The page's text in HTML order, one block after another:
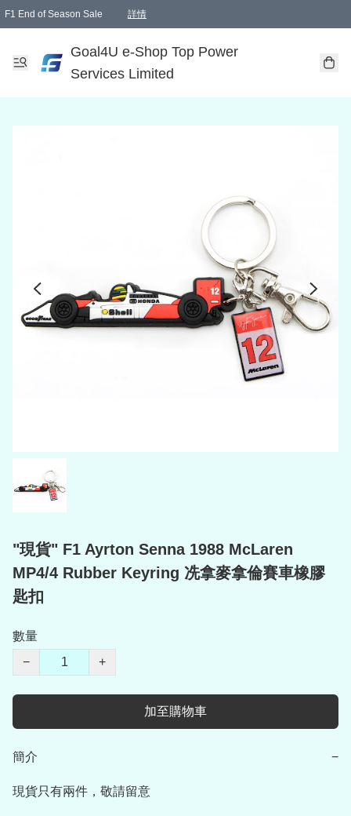
F1 End of Season Sale 詳情
Goal4U e-Shop Top Power
Services Limited
"現貨" F1 Ayrton Senna 1988 McLaren
MP4/4 Rubber Keyring 冼拿麥拿倫賽車橡膠
匙扣
數量
−
+
加至購物車
簡介 −
現貨只有兩件，敬請留意